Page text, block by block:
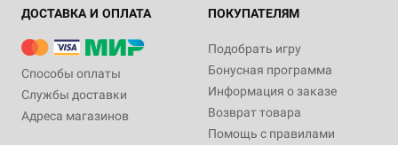
ДОСТАВКА И ОПЛАТА
Способы оплаты
Службы доставки
Адреса магазинов
ПОКУПАТЕЛЯМ
Подобрать игру
Бонусная программа
Информация о заказе
Возврат товара
Помощь с правилами